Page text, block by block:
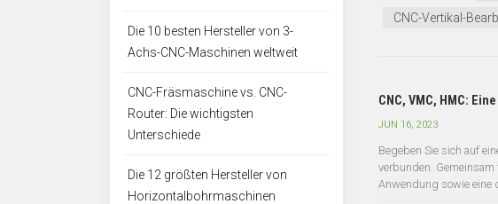
CNC-Vertikal-
CNC, VMC, HMC:
JUN 16, 2023
Begeben Sie sich auf
verbunden.
Anwendung sowie eine
Die 10 besten Hersteller von 3-
Achs-CNC-Maschinen weltweit
CNC-Fräsmaschine vs. CNC-
Router: Die wichtigsten
Unterschiede
Die 12 größten Hersteller von
Horizontalbohrmaschinen